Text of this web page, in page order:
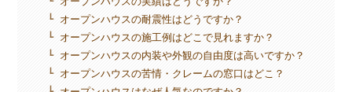
オープンハウスの耐震性はどうですか？
オープンハウスの施工例はどこで見れますか？
オープンハウスの内装や外観の自由度は高いですか？
オープンハウスの苦情・クレームの窓口はどこ？